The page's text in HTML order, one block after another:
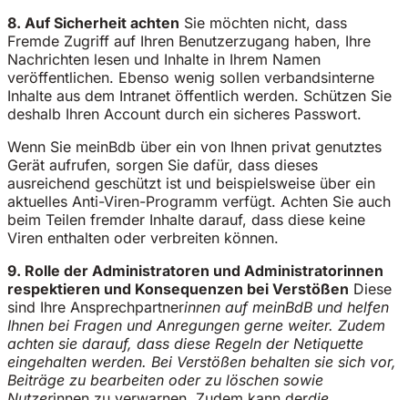
8. Auf Sicherheit achten Sie möchten nicht, dass
Fremde Zugriff auf Ihren Benutzerzugang haben, Ihre
Nachrichten lesen und Inhalte in Ihrem Namen
veröffentlichen. Ebenso wenig sollen verbandsinterne
Inhalte aus dem Intranet öffentlich werden. Schützen Sie
deshalb Ihren Account durch ein sicheres Passwort.
Wenn Sie meinBdb über ein von Ihnen privat genutztes
Gerät aufrufen, sorgen Sie dafür, dass dieses
ausreichend geschützt ist und beispielsweise über ein
aktuelles Anti-Viren-Programm verfügt. Achten Sie auch
beim Teilen fremder Inhalte darauf, dass diese keine
Viren enthalten oder verbreiten können.
9. Rolle der Administratoren und Administratorinnen
respektieren und Konsequenzen bei Verstößen Diese
sind Ihre Ansprechpartnerinnen auf meinBdB und helfen
Ihnen bei Fragen und Anregungen gerne weiter. Zudem
achten sie darauf, dass diese Regeln der Netiquette
eingehalten werden. Bei Verstößen behalten sie sich vor,
Beiträge zu bearbeiten oder zu löschen sowie